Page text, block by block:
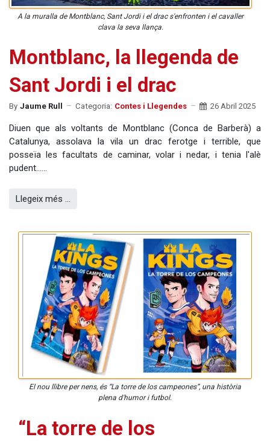
A la muralla de Montblanc, Sant Jordi i el drac s'enfronten i el cavaller
clava la seva llança.
Montblanc, la llegenda de
Sant Jordi i el drac
By Jaume Rull Categoria: Contes i Llegendes 26 Abril 2025
Diuen que als voltants de Montblanc (Conca de Barberà) a
Catalunya, assolava la vila un drac ferotge i terrible, que
posseïa les facultats de caminar, volar i nedar, i tenia l'alè
pudent......
Llegeix més …
El nou llibre per nens, és “La torre de los campeones”, una història
plena d'humor i futbol.
“La torre de los